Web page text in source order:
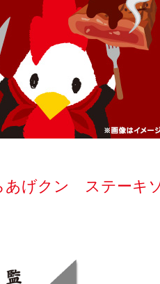
あげクン ステーキ